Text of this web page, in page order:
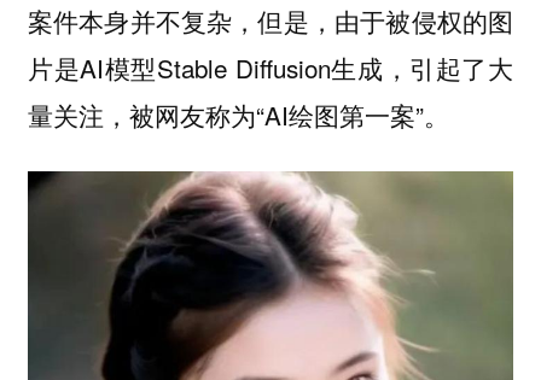
案件本身并不复杂，但是，由于被侵权的图
片是AI模型Stable Diffusion生成，引起了大
量关注，被网友称为“AI绘图第一案”。